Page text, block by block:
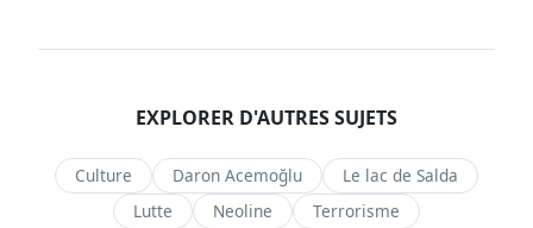
EXPLORER D'AUTRES SUJETS
Culture Daron Acemoğlu
Le lac de Salda
Lutte
Neoline
Terrorisme